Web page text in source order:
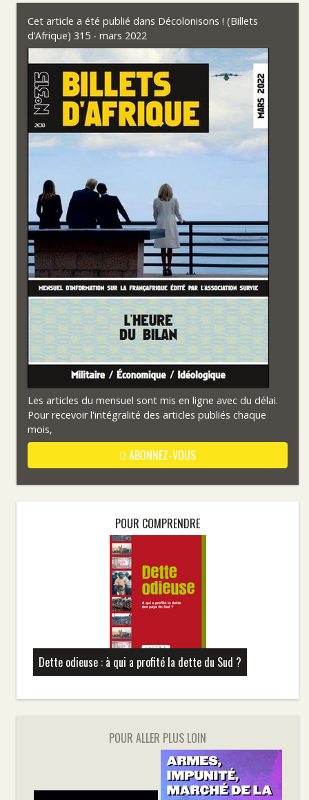
Cet article a été publié dans Décolonisons ! (Billets
d’Afrique) 315 - mars 2022
Les articles du mensuel sont mis en ligne avec du délai.
Pour recevoir l'intégralité des articles publiés chaque
mois,
ABONNEZ-VOUS
POUR COMPRENDRE
Dette odieuse : à qui a profité la dette du Sud ?
POUR ALLER PLUS LOIN